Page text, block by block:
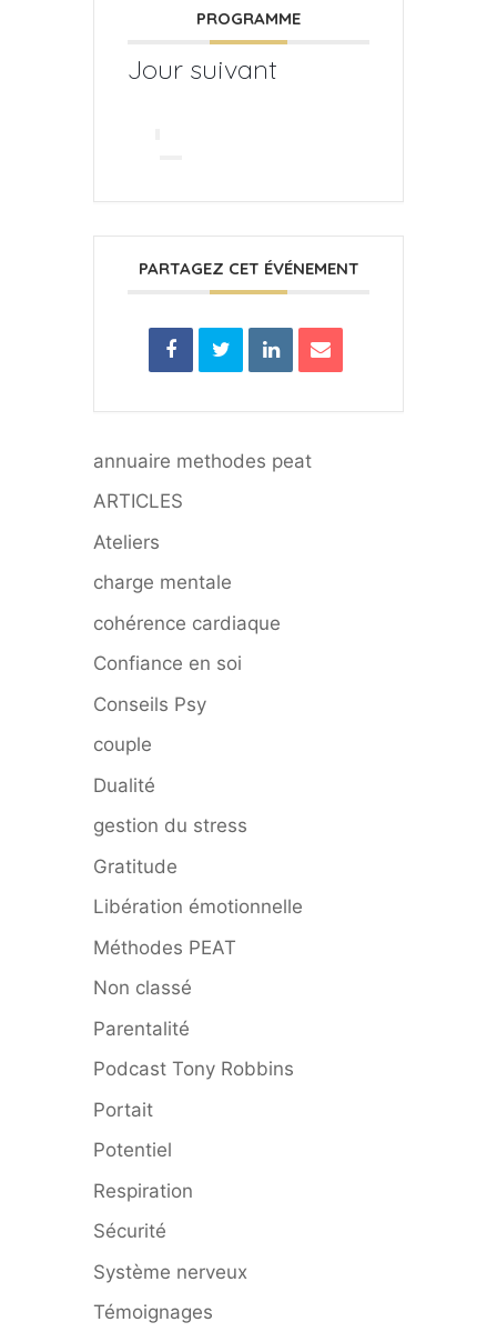
PROGRAMME
Jour suivant
PARTAGEZ CET ÉVÉNEMENT
annuaire methodes peat
ARTICLES
Ateliers
charge mentale
cohérence cardiaque
Confiance en soi
Conseils Psy
couple
Dualité
gestion du stress
Gratitude
Libération émotionnelle
Méthodes PEAT
Non classé
Parentalité
Podcast Tony Robbins
Portait
Potentiel
Respiration
Sécurité
Système nerveux
Témoignages